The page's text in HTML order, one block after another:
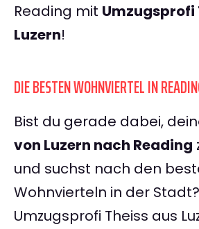
Reading mit Umzugsprofi
Luzern!
DIE BESTEN WOHNVIERTEL IN
Bist du gerade dabei,
von Luzern nach Reading
und suchst nach den
Wohnvierteln in der
Umzugsprofi Theiss aus